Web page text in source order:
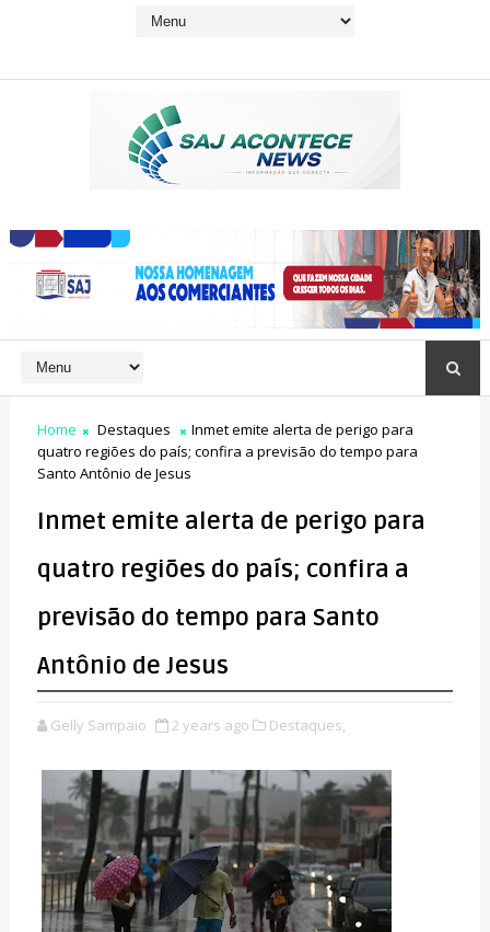
Home Destaques
Inmet emite alerta de perigo para
quatro regiões do país; confira a previsão do tempo para
Santo Antônio de Jesus
Inmet emite alerta de perigo para
quatro regiões do país; confira a
previsão do tempo para Santo
Antônio de Jesus
Gelly Sampaio 2 years ago Destaques,